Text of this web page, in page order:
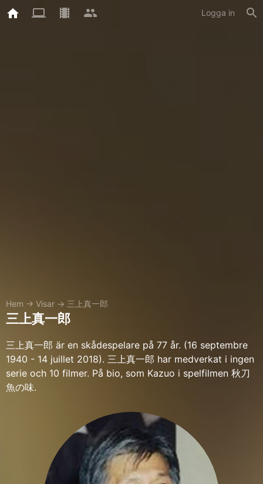
Logga in
Hem → Visar → 三上真一郎
三上真一郎
三上真一郎 är en skådespelare på 77 år. (16 septembre
1940 - 14 juillet 2018). 三上真一郎 har medverkat i ingen
serie och 10 filmer. På bio, som Kazuo i spelfilmen 秋刀
魚の味.